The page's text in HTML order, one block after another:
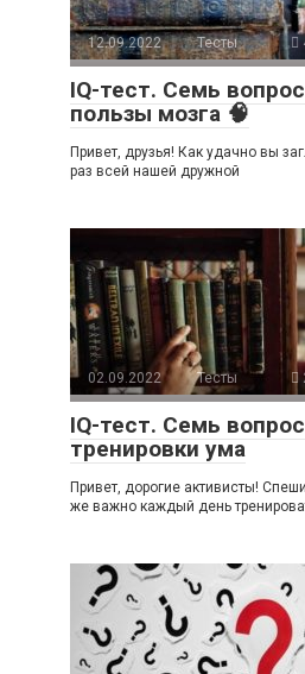
12.09.2022 Тесты
IQ-тест. Семь
пользы мозга 🧠
Привет, друзья! Как удачно вы
раз всей нашей дружной
02.09.2022 Тесты
IQ-тест. Семь
тренировки ума
Привет, дорогие активисты!
же важно каждый день